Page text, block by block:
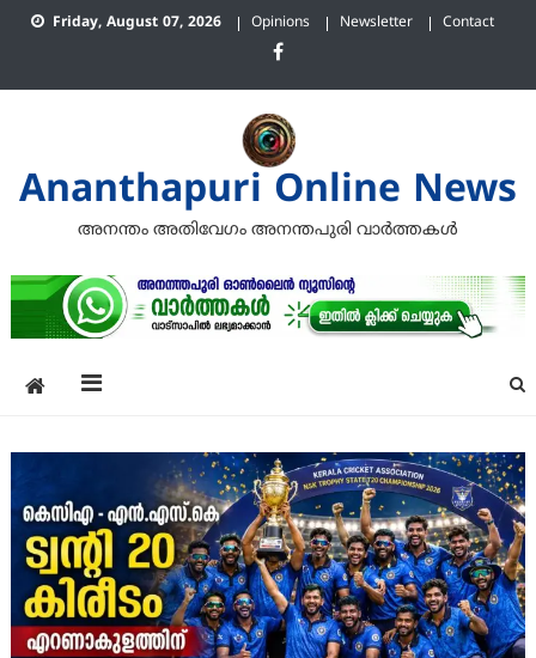
Skip
Friday, August 07, 2026 Opinions Newsletter Contact
Ananthapuri Online News
അനന്തം അതിവേഗം അനന്തപുരി വാര്‍ത്തകള്‍